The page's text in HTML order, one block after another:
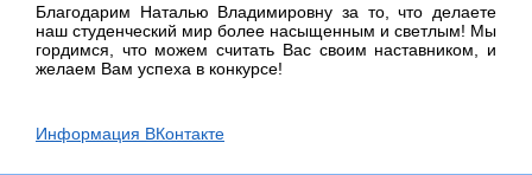
Благодарим Наталью Владимировну за то, что делаете
наш студенческий мир более насыщенным и светлым! Мы
гордимся, что можем считать Вас своим наставником, и
желаем Вам успеха в конкурсе!
Информация ВКонтакте